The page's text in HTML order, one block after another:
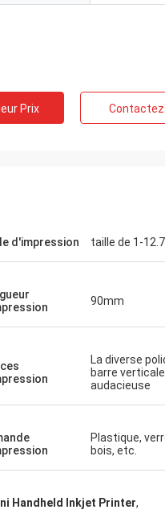
Prix Contactez
d'impression taille de 1-
90mm
La diverse
barre
audacieuse
Plastique,
bois, etc.
Handheld Inkjet Printer,